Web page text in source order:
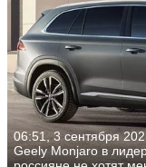
06:51, 3 сентября
Geely Monjaro в